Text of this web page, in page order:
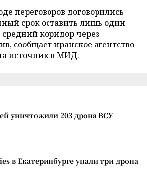
переговоров договорились
срок оставить лишь один
коридор через
сообщает иранское агентство
источник в МИД.
уничтожили 203 дрона ВСУ
в Екатеринбурге упали три дрона